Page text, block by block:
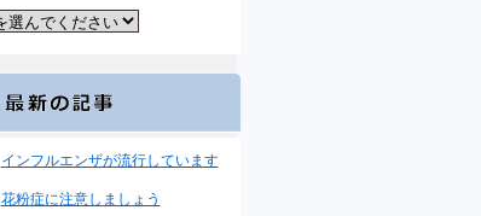
インフルエンザが流行しています
花粉症に注意しましょう